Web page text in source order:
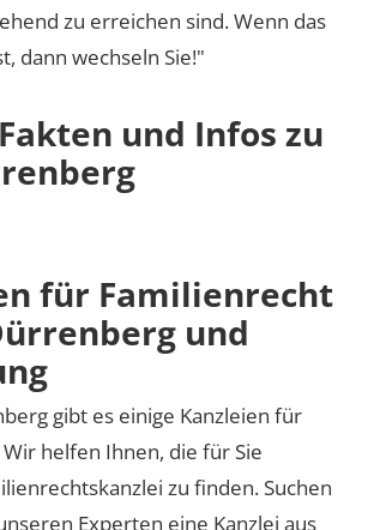
zu erreichen sind. Wenn das
dann wechseln Sie!"
und Infos zu
für Familienrecht
und
gibt es einige Kanzleien für
helfen Ihnen, die für Sie
zu finden. Suchen
Experten eine Kanzlei aus